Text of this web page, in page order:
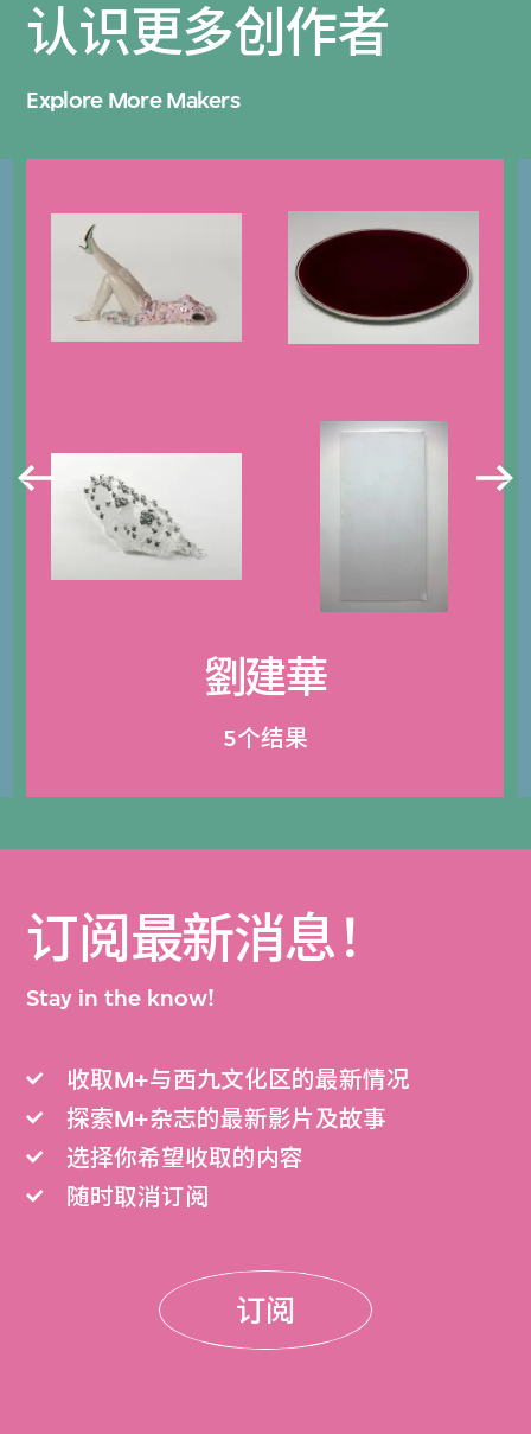
认识更多创作者
Explore More Makers
劉建華
5个结果
订阅最新消息！
Stay in the know!
收取M+与西九文化区的最新情况
探索M+杂志的最新影片及故事
选择你希望收取的内容
随时取消订阅
订阅